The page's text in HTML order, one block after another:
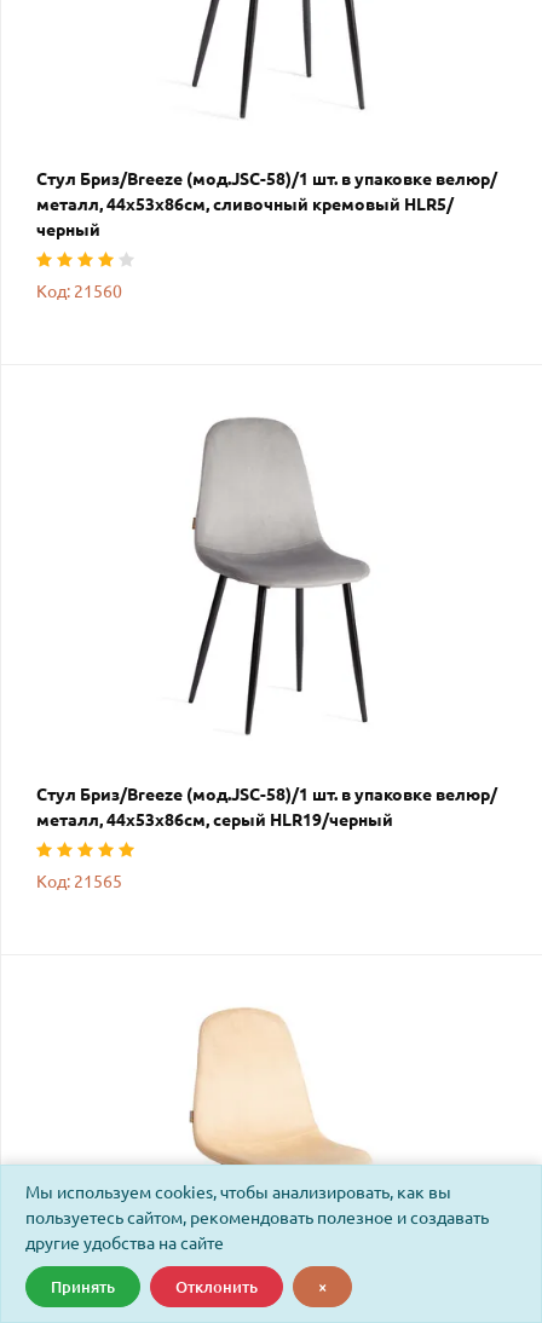
Стул Бриз/Breeze (мод.JSC-58)/1 шт. в упаковке велюр/
металл, 44х53х86см, сливочный кремовый HLR5/
черный
Код: 21560
Стул Бриз/Breeze (мод.JSC-58)/1 шт. в упаковке велюр/
металл, 44х53х86см, серый HLR19/черный
Код: 21565
Мы используем cookies, чтобы анализировать, как вы
пользуетесь сайтом, рекомендовать полезное и создавать
другие удобства на сайте
Принять Отклонить ×